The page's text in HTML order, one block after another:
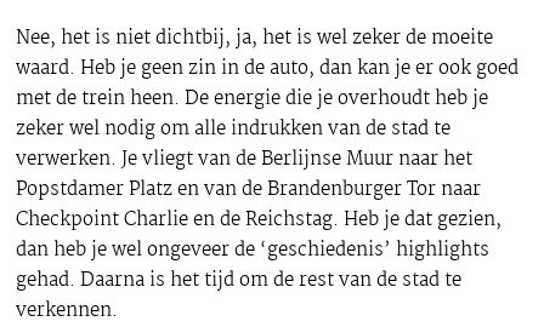
Nee, het is niet dichtbij, ja, het is wel zeker de moeite
waard. Heb je geen zin in de auto, dan kan je er ook goed
met de trein heen. De energie die je overhoudt heb je
zeker wel nodig om alle indrukken van de stad te
verwerken. Je vliegt van de Berlijnse Muur naar het
Popstdamer Platz en van de Brandenburger Tor naar
Checkpoint Charlie en de Reichstag. Heb je dat gezien,
dan heb je wel ongeveer de ‘geschiedenis’ highlights
gehad. Daarna is het tijd om de rest van de stad te
verkennen.